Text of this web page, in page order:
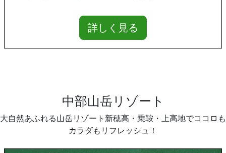
詳しく見る
中部山岳リゾート
大自然あふれる山岳リゾート新穂高・乗鞍・上高地でココロも
カラダもリフレッシュ！